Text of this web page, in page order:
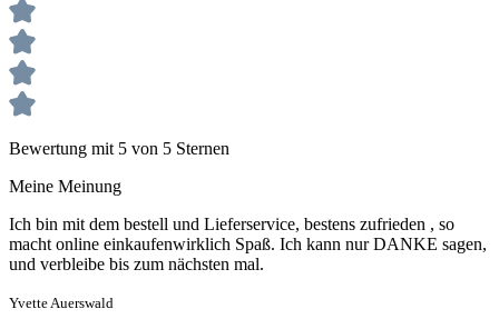
Bewertung mit 5 von 5 Sternen
Meine Meinung
Ich bin mit dem bestell und Lieferservice, bestens zufrieden , so
macht online einkaufenwirklich Spaß. Ich kann nur DANKE sagen,
und verbleibe bis zum nächsten mal.
Yvette Auerswald